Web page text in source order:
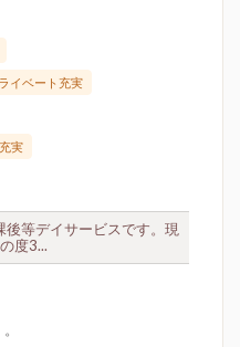
イベート充実
実
等デイサービスです。現
度3...